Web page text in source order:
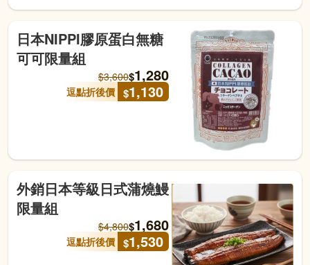
日本NIPPI膠原蛋白無糖
可可限量組
$3,600$1,280
逗點折後價 $1,130
外銷日本等級日式蒲燒鰻
限量組
$4,800$1,680
逗點折後價 $1,530